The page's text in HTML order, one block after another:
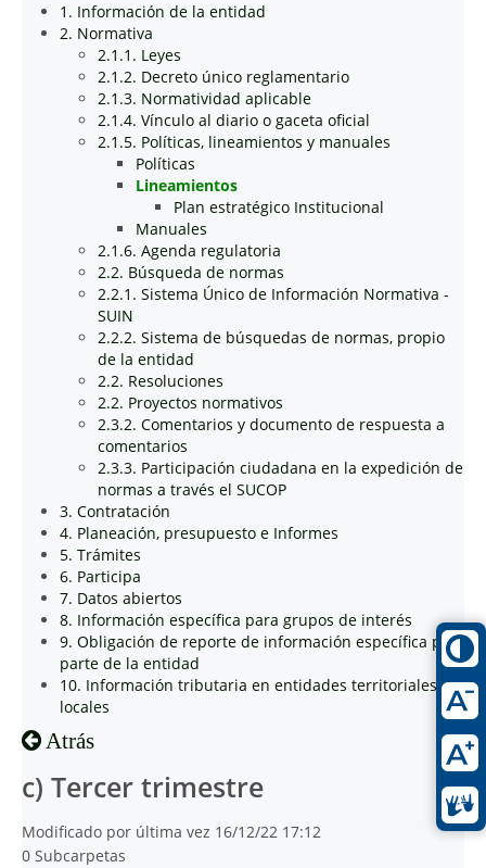
1. Información de la entidad
2. Normativa
2.1.1. Leyes
2.1.2. Decreto único reglamentario
2.1.3. Normatividad aplicable
2.1.4. Vínculo al diario o gaceta oficial
2.1.5. Políticas, lineamientos y manuales
Políticas
Lineamientos
Plan estratégico Institucional
Manuales
2.1.6. Agenda regulatoria
2.2. Búsqueda de normas
2.2.1. Sistema Único de Información Normativa -
SUIN
2.2.2. Sistema de búsquedas de normas, propio
de la entidad
2.2. Resoluciones
2.2. Proyectos normativos
2.3.2. Comentarios y documento de respuesta a
comentarios
2.3.3. Participación ciudadana en la expedición de
normas a través el SUCOP
3. Contratación
4. Planeación, presupuesto e Informes
5. Trámites
6. Participa
7. Datos abiertos
8. Información específica para grupos de interés
9. Obligación de reporte de información específica por
parte de la entidad
10. Información tributaria en entidades territoriales
locales
Atrás
c) Tercer trimestre
Modificado por última vez 16/12/22 17:12
0 Subcarpetas